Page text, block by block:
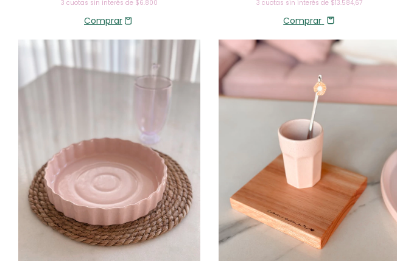
3 cuotas sin interés de $6.800
3 cuotas sin interés de $13.584,67
Comprar